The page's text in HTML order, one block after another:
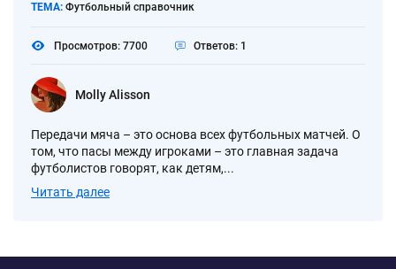
ТЕМА: Футбольный справочник
Просмотров: 7700 Ответов: 1
Molly Alisson
Передачи мяча – это основа всех футбольных матчей. О
том, что пасы между игроками – это главная задача
футболистов говорят, как детям,...
Читать далее